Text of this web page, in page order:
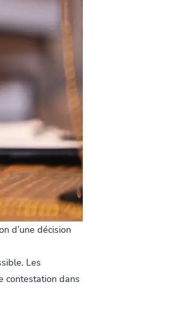
d’une décision
Les
contestation dans